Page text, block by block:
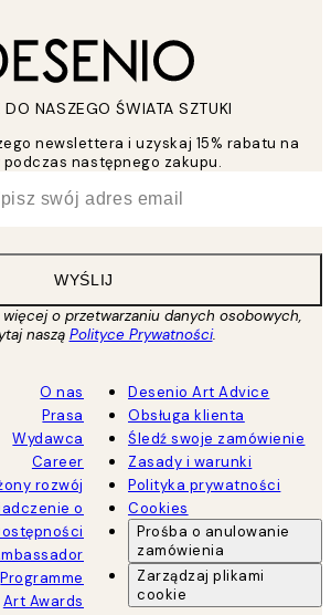
NASZEGO ŚWIATA SZTUKI
newslettera i uzyskaj 15% rabatu na
następnego zakupu.
WYŚLIJ
o przetwarzaniu danych osobowych,
naszą Polityce Prywatności.
O nas
Prasa
Wydawca
Career
rozwój
o
Programme
Art Awards
Desenio Art Advice
Obsługa klienta
Śledź swoje zamówienie
Zasady i warunki
Polityka prywatności
Cookies
Prośba o anulowanie
zamówienia
Zarządzaj plikami
cookie